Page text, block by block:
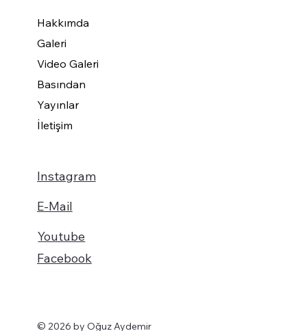
Hakkımda
Galeri
Video Galeri
Basından
Yayınlar
İletişim
Instagram
Facebook
Youtube
E-Mail
© 2026 by Oğuz Aydemir